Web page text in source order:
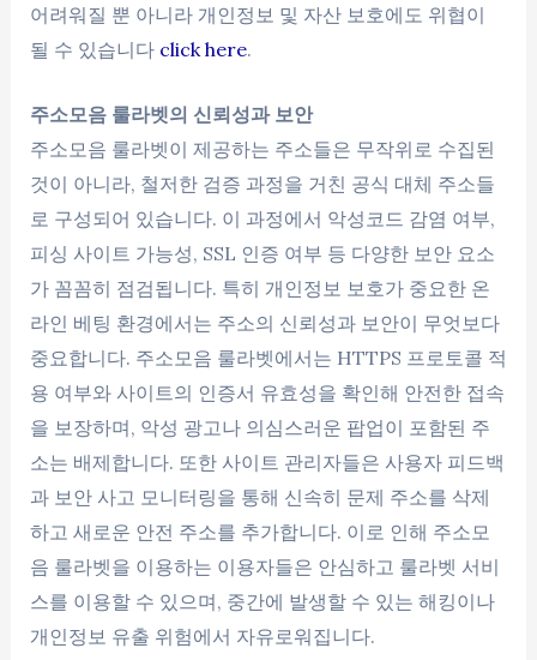
어려워질 뿐 아니라 개인정보 및 자산 보호에도 위협이
될 수 있습니다 click here.
주소모음 룰라벳의 신뢰성과 보안
주소모음 룰라벳이 제공하는 주소들은 무작위로 수집된
것이 아니라, 철저한 검증 과정을 거친 공식 대체 주소들
로 구성되어 있습니다. 이 과정에서 악성코드 감염 여부,
피싱 사이트 가능성, SSL 인증 여부 등 다양한 보안 요소
가 꼼꼼히 점검됩니다. 특히 개인정보 보호가 중요한 온
라인 베팅 환경에서는 주소의 신뢰성과 보안이 무엇보다
중요합니다. 주소모음 룰라벳에서는 HTTPS 프로토콜 적
용 여부와 사이트의 인증서 유효성을 확인해 안전한 접속
을 보장하며, 악성 광고나 의심스러운 팝업이 포함된 주
소는 배제합니다. 또한 사이트 관리자들은 사용자 피드백
과 보안 사고 모니터링을 통해 신속히 문제 주소를 삭제
하고 새로운 안전 주소를 추가합니다. 이로 인해 주소모
음 룰라벳을 이용하는 이용자들은 안심하고 룰라벳 서비
스를 이용할 수 있으며, 중간에 발생할 수 있는 해킹이나
개인정보 유출 위험에서 자유로워집니다.